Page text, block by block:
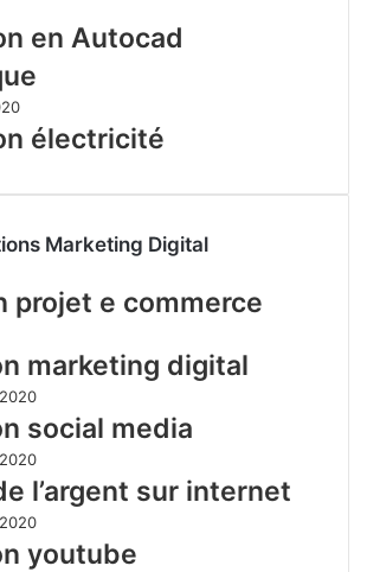
en Autocad
électricité
Marketing Digital
projet e commerce
marketing digital
social media
l’argent sur internet
youtube